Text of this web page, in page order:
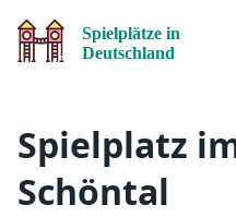
Spielplätze in
Deutschland
Spielplatz
Schöntal